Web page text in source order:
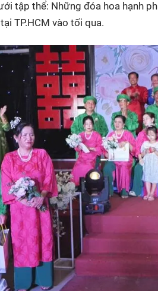
số
Chậm
Bé xem gì
Mái ấm gia đình
Việt
Các show khác
Các chương trình
khác
tập thể: Những đóa hoa hạnh
TP.HCM vào tối qua.